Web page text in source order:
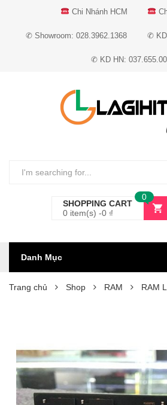
Chi Nhánh HCM
✆ Showroom: 028.3962.1368 ✆ KD
✆ KD HN:
SHOPPING CART
0 item(s) -0 ₫
0
Danh Mục
Trang chủ Shop RAM RAM